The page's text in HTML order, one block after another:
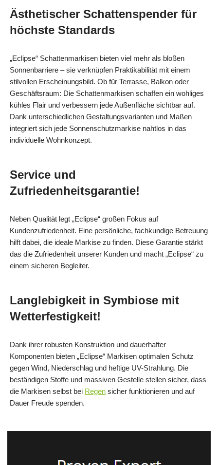
Ästhetischer Schattenspender für
höchste Standards
„Eclipse“ Schattenmarkisen bieten viel mehr als bloßen
Sonnenbarriere – sie verknüpfen Praktikabilität mit einem
stilvollen Erscheinungsbild. Ob für Terrasse, Balkon oder
Geschäftsraum: Die Schattenmarkisen schaffen ein wohliges
kühles Flair und verbessern jede Außenfläche sichtbar auf.
Dank unterschiedlichen Gestaltungsvarianten und Maßen
integriert sich jede Sonnenschutzmarkise nahtlos in das
individuelle Wohnkonzept.
Service und
Zufriedenheitsgarantie!
Neben Qualität legt „Eclipse“ großen Fokus auf
Kundenzufriedenheit. Eine persönliche, fachkundige Betreuung
hilft dabei, die ideale Markise zu finden. Diese Garantie stärkt
das die Zufriedenheit unserer Kunden und macht „Eclipse“ zu
einem sicheren Begleiter.
Langlebigkeit in Symbiose mit
Wetterfestigkeit!
Dank ihrer robusten Konstruktion und dauerhafter
Komponenten bieten „Eclipse“ Markisen optimalen Schutz
gegen Wind, Niederschlag und heftige UV-Strahlung. Die
beständigen Stoffe und massiven Gestelle stellen sicher, dass
die Markisen selbst bei Regen sicher funktionieren und auf
Dauer Freude spenden.